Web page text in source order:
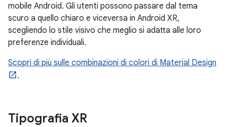
mobile Android. Gli utenti possono passare dal tema
scuro a quello chiaro e viceversa in Android XR,
scegliendo lo stile visivo che meglio si adatta alle loro
preferenze individuali.
Scopri di più sulle combinazioni di colori di Material Design
.
Tipografia XR